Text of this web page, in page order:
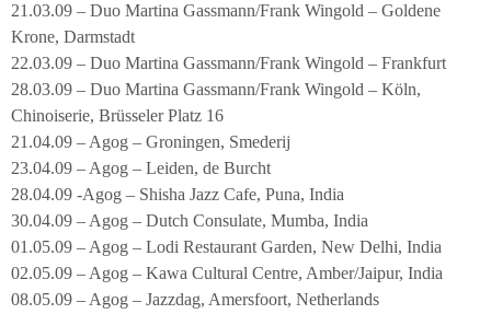
21.03.09 – Duo Martina Gassmann/Frank Wingold – Goldene
Krone, Darmstadt
22.03.09 – Duo Martina Gassmann/Frank Wingold – Frankfurt
28.03.09 – Duo Martina Gassmann/Frank Wingold – Köln,
Chinoiserie, Brüsseler Platz 16
21.04.09 – Agog – Groningen, Smederij
23.04.09 – Agog – Leiden, de Burcht
28.04.09 -Agog – Shisha Jazz Cafe, Puna, India
30.04.09 – Agog – Dutch Consulate, Mumba, India
01.05.09 – Agog – Lodi Restaurant Garden, New Delhi, India
02.05.09 – Agog – Kawa Cultural Centre, Amber/Jaipur, India
08.05.09 – Agog – Jazzdag, Amersfoort, Netherlands